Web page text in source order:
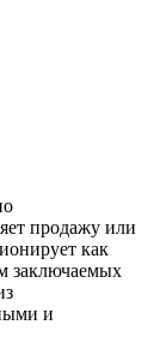
продажу или
как
заключаемых
и